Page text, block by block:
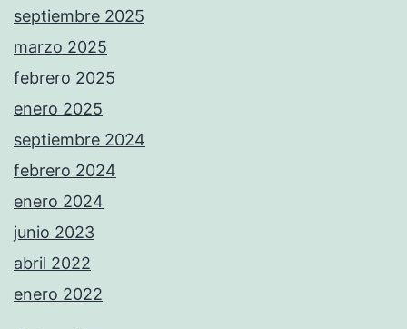
septiembre 2025
marzo 2025
febrero 2025
enero 2025
septiembre 2024
febrero 2024
enero 2024
junio 2023
abril 2022
enero 2022